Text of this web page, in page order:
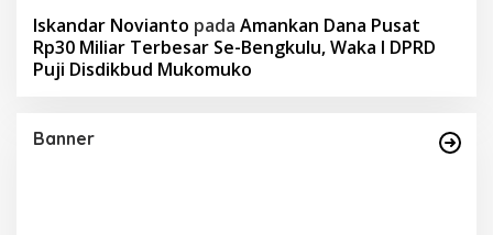
Iskandar Novianto pada Amankan Dana Pusat
Rp30 Miliar Terbesar Se-Bengkulu, Waka I DPRD
Puji Disdikbud Mukomuko
Banner